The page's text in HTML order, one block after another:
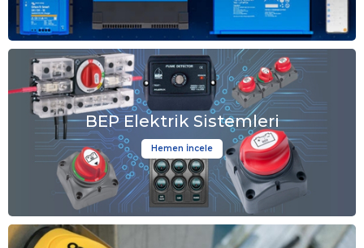
BEP Elektrik Sistemleri
Hemen İncele